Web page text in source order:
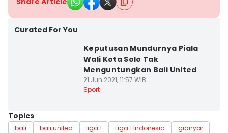
Curated For You
Keputusan Mundurnya Piala
Wali Kota Solo Tak
Menguntungkan Bali United
21 Jun 2021, 11:57 WIB
Sport
Topics
bali bali united liga 1 Liga 1 Indonesia gianyar